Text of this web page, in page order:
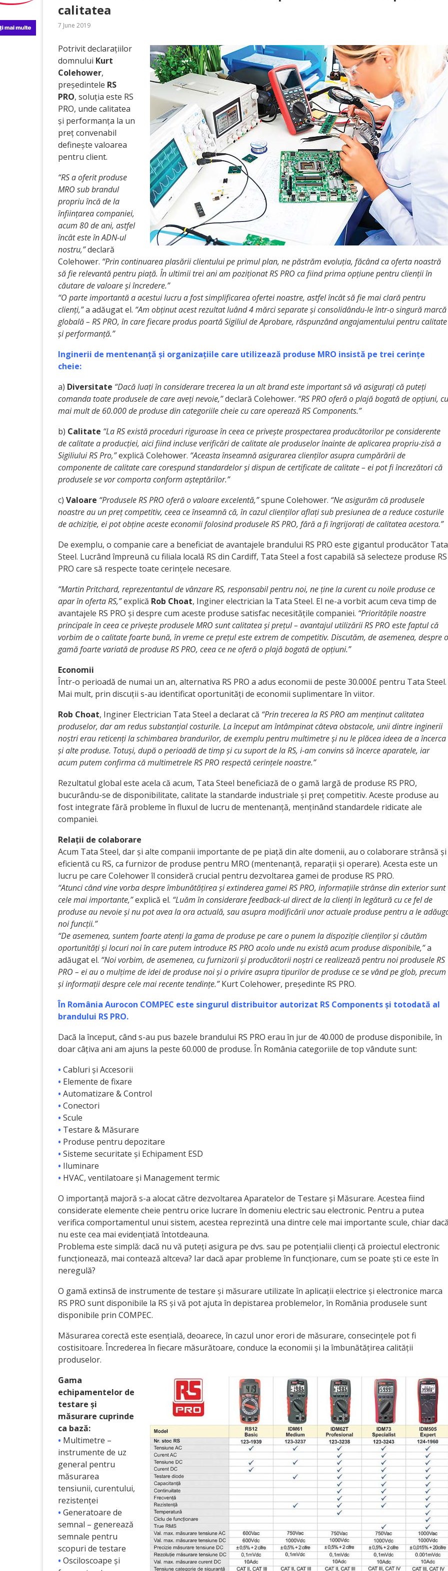
calitatea
7 June 2019
Potrivit declarațiilor
domnului Kurt
Colehower,
președintele RS
PRO, soluția este RS
PRO, unde calitatea
și performanța la un
preț convenabil
definește valoarea
pentru client.
“RS a oferit produse
MRO sub brandul
propriu încă de la
înființarea companiei,
acum 80 de ani, astfel
încât este în ADN-ul
nostru,”declară
Colehower. “Prin continuarea plasării clientului pe primul plan, ne păstrăm evoluția, făcând ca oferta noastră
să fie relevantă pentru piață. În ultimii trei ani am poziționat RS PRO ca fiind prima opțiune pentru clienții în
căutare de valoare și încredere.”
“O parte importantă a acestui lucru a fost simplificarea ofertei noastre, astfel încât să fie mai clară pentru
clienți,”a adăugat el. “Am obținut acest rezultat luând 4 mărci separate și consolidându-le într-o singură marcă
globală – RS PRO, în care fiecare produs poartă Sigiliul de Aprobare, răspunzând angajamentului pentru calitate
și performanță.”
Inginerii de mentenanță și organizațiile care utilizează produse MRO insistă pe trei cerințe
cheie:
a) Diversitate “Dacă luați în considerare trecerea la un alt brand este important să vă asigurați că puteți
comanda toate produsele de care aveți nevoie,”declară Colehower. “RS PRO oferă o plajă bogată de opțiuni, cu
mai mult de 60.000 de produse din categoriile cheie cu care operează RS Components.”
b) Calitate “La RS există proceduri riguroase în ceea ce privește prospectarea producătorilor pe conside­rente
de calitate a producției, aici fiind incluse verificări de calitate ale produselor înainte de aplicarea propriu-zisă a
Sigiliului RS Pro,”explică Colehower. “Aceasta înseamnă asigurarea clienților asupra cumpărării de
componente de calitate care cores­pund standardelor și dispun de certificate de calitate – ei pot fi încrezători că
produsele se vor comporta conform așteptărilor.”
c) Valoare “Produsele RS PRO oferă o valoare excelentă,”spune Colehower. “Ne asigurăm că produsele
noastre au un preț competitiv, ceea ce înseamnă că, în cazul clienților aflați sub presiunea de a reduce costurile
de achiziție, ei pot obține aceste economii folosind produsele RS PRO, fără a fi îngrijorați de calitatea acestora.”
De exemplu, o companie care a beneficiat de avantajele brandului RS PRO este gigantul producător Tata
Steel. Lucrând împreună cu filiala locală RS din Cardiff, Tata Steel a fost capabilă să selecteze produse RS
PRO care să respecte toate cerințele necesare.
“Martin Pritchard, reprezentantul de vânzare RS, responsabil pentru noi, ne ține la curent cu noile produse ce
apar în oferta RS,”explică Rob Choat, Inginer electrician la Tata Steel. El ne-a vorbit acum ceva timp de
avantajele RS PRO și despre cum aceste produse satisfac necesitățile companiei. “Prioritățile noastre
principale în ceea ce privește produsele MRO sunt calitatea și prețul – avantajul utilizării RS PRO este faptul că
vorbim de o calitate foarte bună, în vreme ce prețul este extrem de competitiv. Discutăm, de asemenea, despre o
gamă foarte variată de produse RS PRO, ceea ce ne oferă o plajă bogată de opțiuni.”
Economii
Într-o perioadă de numai un an, alternativa RS PRO a adus economii de peste 30.000£ pentru Tata Steel.
Mai mult, prin discuții s-au identificat oportunități de economii suplimentare în viitor.
Rob Choat, Inginer Electrician Tata Steel a declarat că “Prin trecerea la RS PRO am menținut calitatea
produselor, dar am redus substanțial costurile. La început am întâmpinat câteva obstacole, unii dintre inginerii
noștri erau reticenți la schimbarea brandurilor, de exemplu pentru multimetre și nu le plăcea ideea de a încerca
și alte produse. Totuși, după o perioadă de timp și cu suport de la RS, i-am convins să încerce aparatele, iar
acum putem confirma că multimetrele RS PRO respectă cerințele noastre.”
Rezultatul global este acela că acum, Tata Steel beneficiază de o gamă largă de produse RS PRO,
bucurându-se de disponibilitate, calitate la standarde industriale și preț competitiv. Aceste produse au
fost integrate fără probleme în fluxul de lucru de mentenanță, menținând standardele ridicate ale
companiei.
Relații de colaborare
Acum Tata Steel, dar și alte companii importante de pe piață din alte domenii, au o colaborare strânsă și
eficientă cu RS, ca furnizor de produse pentru MRO (mentenanță, reparații și operare). Acesta este un
lucru pe care Colehower îl consideră crucial pentru dezvoltarea gamei de produse RS PRO.
“Atunci când vine vorba despre îmbunătățirea și extinderea gamei RS PRO, informațiile strânse din exterior sunt
cele mai importante,”explică el. “Luăm în considerare feedback-ul direct de la clienți în legătură cu ce fel de
produse au nevoie și nu pot avea la ora actuală, sau asupra modificării unor actuale produse pentru a le
noi funcții.”
“De asemenea, suntem foarte atenți la gama de produse pe care o punem la dispoziție clienților și căutăm
oportunități și locuri noi în care putem introduce RS PRO acolo unde nu există acum produse disponibile,”a
adăugat el. “Noi vorbim, de asemenea, cu furnizorii și producătorii noștri ce realizează pentru noi produsele RS
PRO – ei au o mulțime de idei de produse noi și o privire asupra tipurilor de produse ce se vând pe glob, precum
și informații despre cele mai recente tendințe.”Kurt Colehower, președinte RS PRO.
În România Aurocon COMPEC este singurul distribuitor autorizat RS Components și totodată al
brandului RS PRO.
Dacă la început, când s-au pus bazele brandului RS PRO erau în jur de 40.000 de produse disponibile, în
doar câțiva ani am ajuns la peste 60.000 de produse. În România categoriile de top vândute sunt:
• Cabluri și Accesorii
• Elemente de fixare
• Automatizare & Control
• Conectori
• Scule
• Testare & Măsurare
• Produse pentru depozitare
• Sisteme securitate și Echipament ESD
• Iluminare
• HVAC, ventilatoare și Management termic
O importanță majoră s-a alocat către dezvoltarea Aparatelor de Testare și Măsurare. Acestea fiind
considerate elemente cheie pentru orice lucrare în domeniu electric sau electronic. Pentru a putea
verifica comportamentul unui sistem, acestea reprezintă una dintre cele mai importante scule, chiar
nu este cea mai evidențiată întotdeauna.
Problema este simplă: dacă nu vă puteți asigura pe dvs. sau pe potențialii clienți că proiectul electronic
funcționează, mai contează altceva? Iar dacă apar probleme în funcționare, cum se poate ști ce este în
neregulă?
O gamă extinsă de instrumente de testare și măsurare utilizate în aplicații electrice și electronice marca
RS PRO sunt disponibile la RS și vă pot ajuta în depistarea problemelor, în România produsele sunt
disponibile prin COMPEC.
Măsurarea corectă este esențială, deoarece, în cazul unor erori de măsurare, consecințele pot fi
costisitoare. Încrederea în fiecare măsurătoare, conduce la economii și la îmbunătățirea calității
produselor.
Gama
echipamentelor de
testare și
măsurare cuprinde
ca bază:
• Multimetre –
instrumente de uz
general pentru
măsurarea
tensiunii, curentului,
rezistenței
• Generatoare de
semnal – generează
semnale pentru
scopuri de testare
• Osciloscoape și